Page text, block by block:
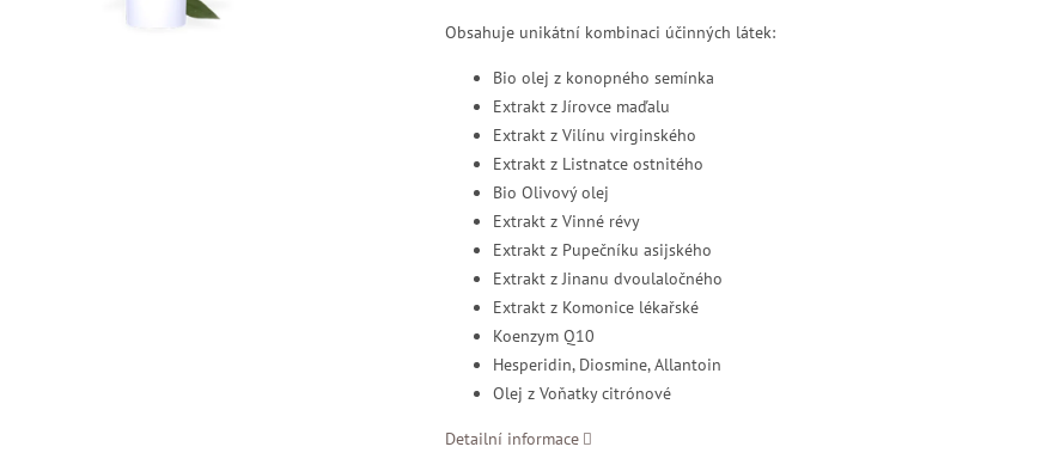
Obsahuje unikátní kombinaci účinných látek:
Bio olej z konopného semínka
Extrakt z Jírovce maďalu
Extrakt z Vilínu virginského
Extrakt z Listnatce ostnitého
Bio Olivový olej
Extrakt z Vinné révy
Extrakt z Pupečníku asijského
Extrakt z Jinanu dvoulaločného
Extrakt z Komonice lékařské
Koenzym Q10
Hesperidin, Diosmine, Allantoin
Olej z Voňatky citrónové
Detailní informace